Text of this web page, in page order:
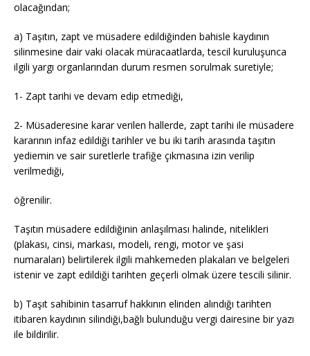
olacağından;
a) Taşıtın, zapt ve müsadere edildiğinden bahisle kaydının
silinmesine dair vaki olacak müracaatlarda, tescil kuruluşunca
ilgili yargı organlarından durum resmen sorulmak suretiyle;
1- Zapt tarihi ve devam edip etmediği,
2- Müsaderesine karar verilen hallerde, zapt tarihi ile müsadere
kararının infaz edildiği tarihler ve bu iki tarih arasında taşıtın
yediemin ve sair suretlerle trafiğe çıkmasına izin verilip
verilmediği,
öğrenilir.
Taşıtın müsadere edildiğinin anlaşılması halinde, nitelikleri
(plakası, cinsi, markası, modeli, rengi, motor ve şasi
numaraları) belirtilerek ilgili mahkemeden plakaları ve belgeleri
istenir ve zapt edildiği tarihten geçerli olmak üzere tescili silinir.
b) Taşıt sahibinin tasarruf hakkının elinden alındığı tarihten
itibaren kaydının silindiği,bağlı bulunduğu vergi dairesine bir yazı
ile bildirilir.